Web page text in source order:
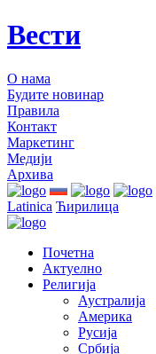
Вести
О нама
Будите новинар
Правила
Контакт
Маркетинг
Медији
Архива
Latinica Ћирилица
Почетна
Актуелно
Религија
Аустралија
Америка
Русија
Србија